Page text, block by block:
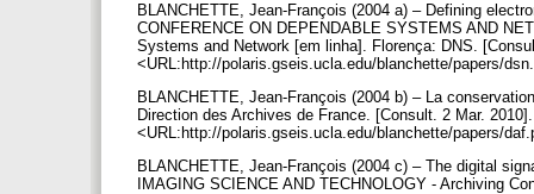
BLANCHETTE, Jean-François (2004 a) – Defining
CONFERENCE ON DEPENDABLE SYSTEMS AND
Systems and Network [em linha]. Florença: DNS.
<URL:http://polaris.gseis.ucla.edu/blanchette/papers/
BLANCHETTE, Jean-François (2004 b) – La
Direction des Archives de France. [Consult. 2 Mar.
<URL:http://polaris.gseis.ucla.edu/blanchette/papers/
BLANCHETTE, Jean-François (2004 c) – The digital
IMAGING SCIENCE AND TECHNOLOGY - Archiving